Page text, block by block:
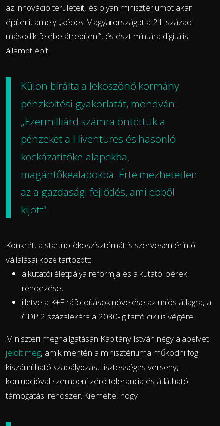
az innováció területeit, és olyan minisztériumot akar
építeni, amely „képes Magyarországot a 21. század
második felébe átrepíteni”, és észt mintára digitális
államot épít.
Külön bírálta a leköszönő kormány
pénzköltési gyakorlatát, mondván:
„Ezermilliárd számra öntöttük a
pénzeket a Hiventures és hasonló
kockázatitőke-alapokba,
magántőkealapokba. Értelmezhetetlen
az a gazdasági fejlődés, ami ebből
kijött”.
Konkrét, a startup-ökoszisztémát is szervesen érintő
vállalásai közé tartozott:
a kutatói életpálya reformja és a kutatói bérek
rendezése,
illetve a K+F ráfordítások növelése az uniós átlagra, a
GDP 2 százalékára a 2030-ig tartó ciklus végére.
Miniszteri meghallgatásán Kapitány István négy alapelvet
jelölt meg, amik mentén a minisztériuma működni fog:
kiszámítható szabályozás, tisztességes verseny,
korrupcióval szembeni zéró tolerancia és átlátható
támogatási rendszer. Kiemelte, hogy